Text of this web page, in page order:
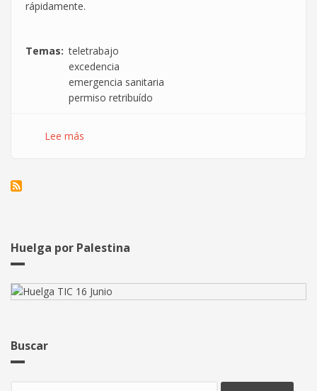
rápidamente.
Temas
teletrabajo
excedencia
emergencia sanitaria
permiso retribuído
Lee más
para
Huelga por Palestina
Buscar